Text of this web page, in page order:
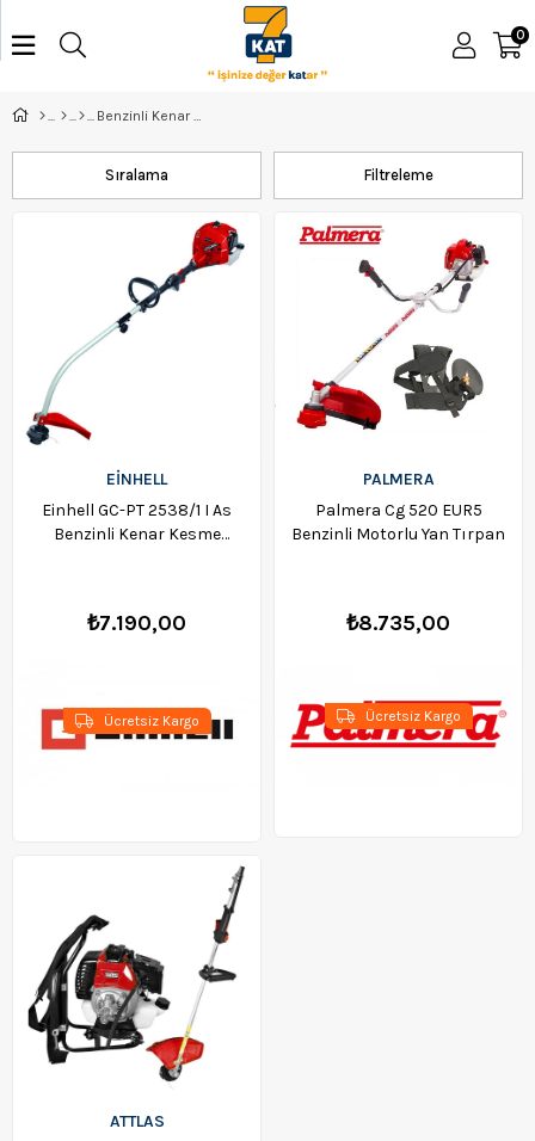
0
Filtreleme
Sıralama
EİNHELL
Einhell GC-PT 2538/1 I As
Benzinli Kenar Kesme
₺7.190,00
Ücretsiz Kargo
PALMERA
Palmera Cg 520 EUR5
Benzinli Motorlu Yan Tırpan
₺8.735,00
Ücretsiz Kargo
ATTLAS